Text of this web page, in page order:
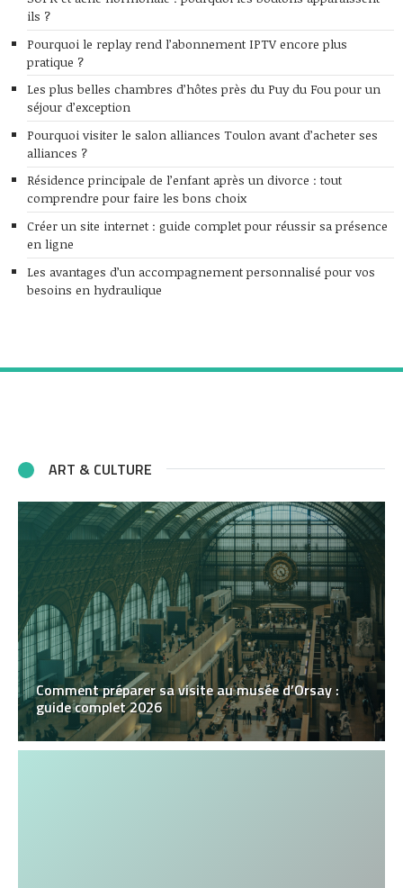
ils ?
Pourquoi le replay rend l’abonnement IPTV encore plus
pratique ?
Les plus belles chambres d’hôtes près du Puy du Fou pour un
séjour d’exception
Pourquoi visiter le salon alliances Toulon avant d’acheter ses
alliances ?
Résidence principale de l’enfant après un divorce : tout
comprendre pour faire les bons choix
Créer un site internet : guide complet pour réussir sa présence
en ligne
Les avantages d’un accompagnement personnalisé pour vos
besoins en hydraulique
ART & CULTURE
Comment préparer sa visite au musée d’Orsay :
guide complet 2026